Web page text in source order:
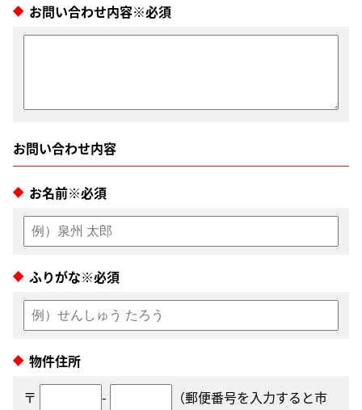
お問い合わせ内容※必須
お名前※必須
ふりがな※必須
物件住所
〒
- （郵便番号を入力すると市